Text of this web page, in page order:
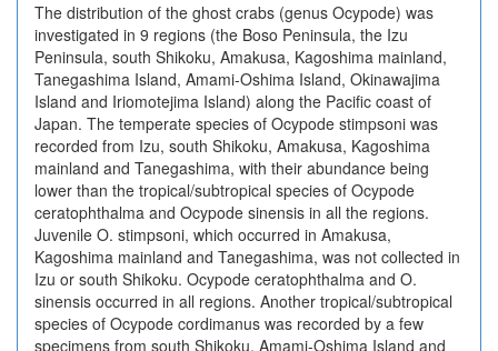
The distribution of the ghost crabs (genus Ocypode) was
investigated in 9 regions (the Boso Peninsula, the Izu
Peninsula, south Shikoku, Amakusa, Kagoshima mainland,
Tanegashima Island, Amami-Oshima Island, Okinawajima
Island and Iriomotejima Island) along the Pacific coast of
Japan. The temperate species of Ocypode stimpsoni was
rec­orded from Izu, south Shikoku, Amakusa, Kagoshima
mainland and Tanegashima, with their abundance being
lower than the tropical/subtropical species of Ocypode
ceratophthalma and Ocypode sinensis in all the regions.
Juvenile O. stimpsoni, which occurred in Amakusa,
Kagoshima mainland and Tanegashima, was not collected in
Izu or south Shikoku. Ocypode ceratophthalma and O.
sinensis occurred in all regions. Another tropical/subtropical
species of Ocypode cordimanus was rec­orded by a few
specimens from south Shikoku, Amami-Oshima Island and